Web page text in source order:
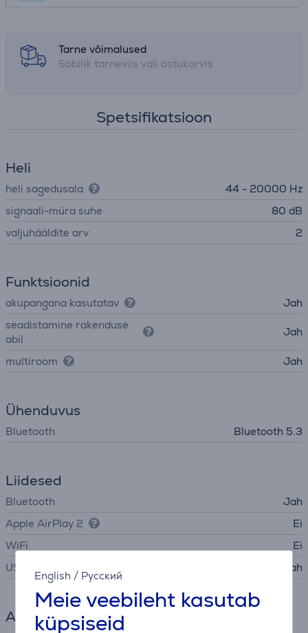
English / Русский
Meie veebileht kasutab
küpsiseid
Tarne võimalused
Sobilik tarneviis vali ostukorvis
Spetsifikatsioon
Heli
heli sagedusala
44 - 20000 Hz
signaali-müra suhe
80 dB
valjuhääldite arv
2
Funktsioonid
akupangana kasutatav
Jah
seadistamine rakenduse
abil
Jah
multiroom Jah
Ühenduvus
Bluetooth Bluetooth 5.3
Liidesed
Bluetooth
Jah
Apple AirPlay 2
Ei
WiFi
Ei
USB-C
Jah
Aku